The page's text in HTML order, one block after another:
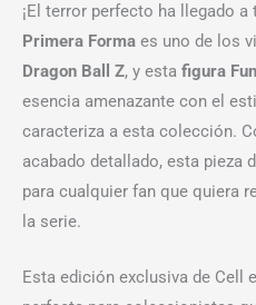
¡El terror perfecto ha llegado
Primera Forma es uno de los
Dragon Ball Z, y esta figura
esencia amenazante con el
caracteriza a esta colección.
acabado detallado, esta pieza
para cualquier fan que quiera
la serie.
Esta edición exclusiva de Cell